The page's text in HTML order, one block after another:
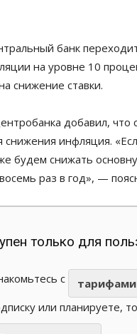
банк
на уровне 10
снижение ставки.
добавил, что
снижения инфляция.
будем снижать
раз в год», —
только для
с тарифами
или планируете, то